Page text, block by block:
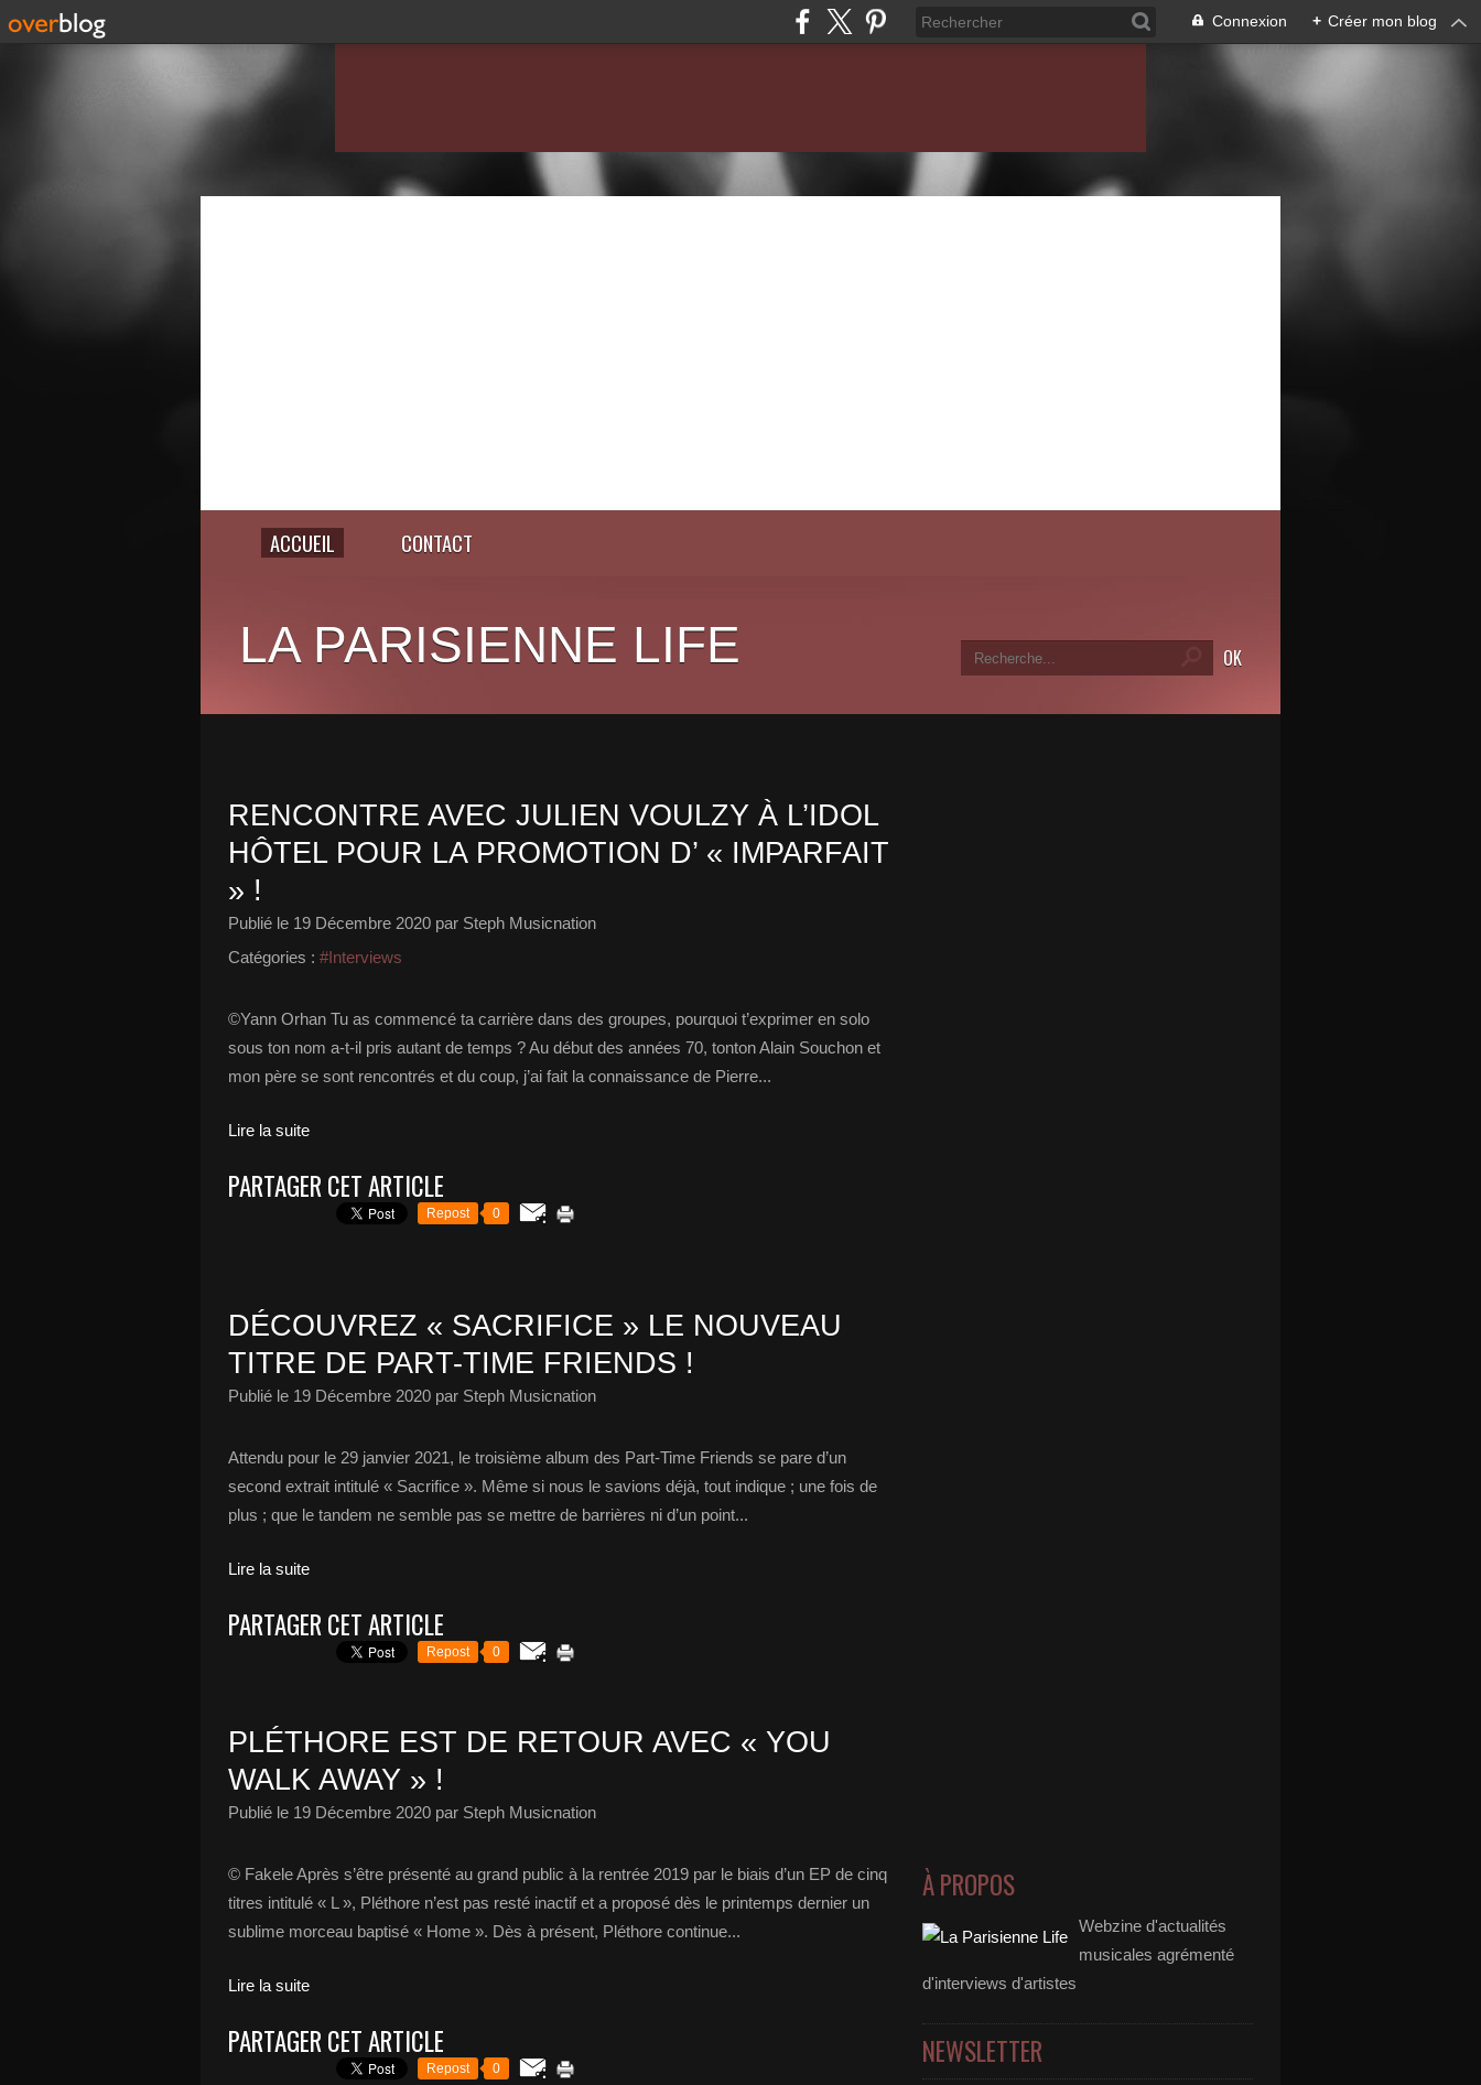
Connexion + Créer mon blog
ACCUEIL CONTACT
LA PARISIENNE LIFE
RENCONTRE AVEC JULIEN VOULZY À L’IDOL
HÔTEL POUR LA PROMOTION D’ « IMPARFAIT
» !
Publié le 19 Décembre 2020 par Steph Musicnation
Catégories : #Interviews
©Yann Orhan Tu as commencé ta carrière dans des groupes, pourquoi t’exprimer en solo
sous ton nom a-t-il pris autant de temps ? Au début des années 70, tonton Alain Souchon et
mon père se sont rencontrés et du coup, j’ai fait la connaissance de Pierre...
Lire la suite
PARTAGER CET ARTICLE
Repost 0
DÉCOUVREZ « SACRIFICE » LE NOUVEAU
TITRE DE PART-TIME FRIENDS !
Publié le 19 Décembre 2020 par Steph Musicnation
Attendu pour le 29 janvier 2021, le troisième album des Part-Time Friends se pare d’un
second extrait intitulé « Sacrifice ». Même si nous le savions déjà, tout indique ; une fois de
plus ; que le tandem ne semble pas se mettre de barrières ni d’un point...
Lire la suite
PARTAGER CET ARTICLE
Repost 0
PLÉTHORE EST DE RETOUR AVEC « YOU
WALK AWAY » !
Publié le 19 Décembre 2020 par Steph Musicnation
© Fakele Après s’être présenté au grand public à la rentrée 2019 par le biais d’un EP de cinq
titres intitulé « L », Pléthore n’est pas resté inactif et a proposé dès le printemps dernier un
sublime morceau baptisé « Home ». Dès à présent, Pléthore continue...
Lire la suite
PARTAGER CET ARTICLE
Repost 0
À PROPOS
Webzine d'actualités
musicales agrémenté
d'interviews d'artistes
NEWSLETTER